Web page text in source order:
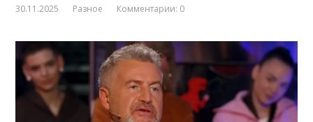
30.11.2025 Разное Комментарии: 0